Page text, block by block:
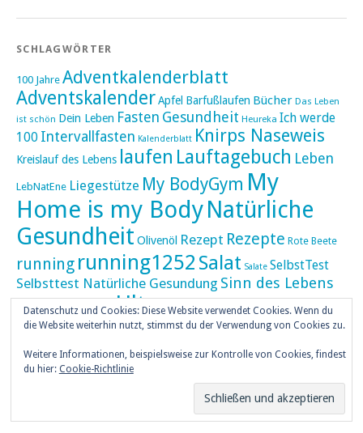
SCHLAGWÖRTER
100 Jahre Adventkalenderblatt
AdventskalenderApfel Barfußlaufen Bücher Das Leben
ist schön Dein Leben Fasten Gesundheit Heureka Ich werde
100 Intervallfasten Kalenderblatt Knirps Naseweis
Kreislauf des Lebens laufen Lauftagebuch Leben
LebNatEne Liegestütze My BodyGym My
Home is my Body Natürliche
Gesundheit Olivenöl Rezept Rezepte Rote Beete
running running1252 Salat Salate SelbstTest
Selbsttest Natürliche Gesundung Sinn des Lebens
Skaten Tageskalender UltraUltramarathon
umZEITZUerLEBEN Weihnachten
Weihnachtskalender weiser UHU
ZEITZULEBENÜberlebenswissen
Datenschutz und Cookies: Diese Website verwendet Cookies. Wenn du
die Website weiterhin nutzt, stimmst du der Verwendung von Cookies zu.
Weitere Informationen, beispielsweise zur Kontrolle von Cookies, findest
du hier: Cookie-Richtlinie